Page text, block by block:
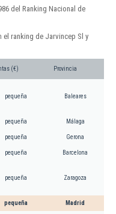
del Ranking Nacional de
ranking de Jarvincep Sl y
(€) Provincia
pequeña Baleares
pequeña Málaga
pequeña Gerona
pequeña Barcelona
pequeña Zaragoza
pequeña Madrid